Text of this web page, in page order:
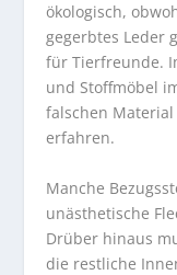
ökologisch,
gegerbtes Leder
für Tierfreunde.
und Stoffmöbel
falschen Material
erfahren.
Manche
unästhetische
Drüber hinaus
die restliche